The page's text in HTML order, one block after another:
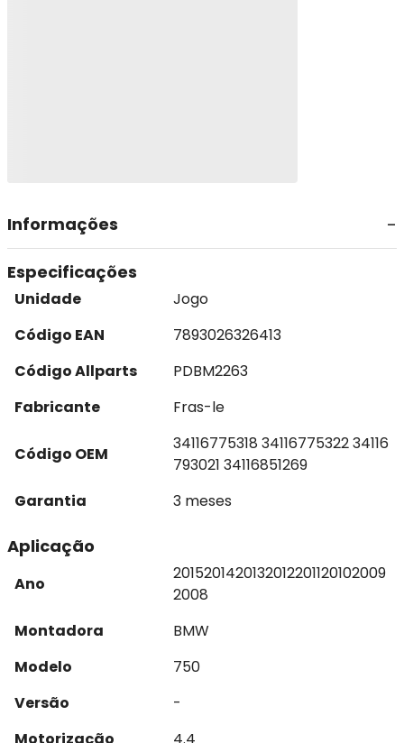
Informações
Especificações
Unidade
Jogo
Código EAN
7893026326413
Código Allparts
PDBM2263
Fabricante
Fras-le
Código OEM
34116775318 34116775322 34116
793021 34116851269
Garantia
3 meses
Aplicação
Ano
2015201420132012201120102009
2008
Montadora
BMW
Modelo
750
Versão
-